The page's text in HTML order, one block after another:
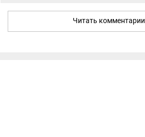
Читать комментарии